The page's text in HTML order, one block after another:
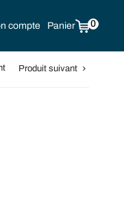
compte Panier 0
Produit suivant